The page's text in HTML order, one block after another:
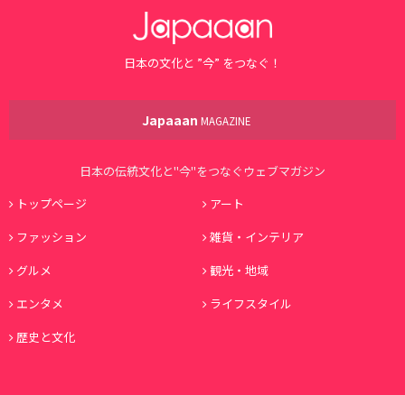
日本の文化と ”今” をつなぐ！
Japaaan MAGAZINE
日本の伝統文化と"今"をつなぐウェブマガジン
トップページ
アート
ファッション
雑貨・インテリア
グルメ
観光・地域
エンタメ
ライフスタイル
歴史と文化